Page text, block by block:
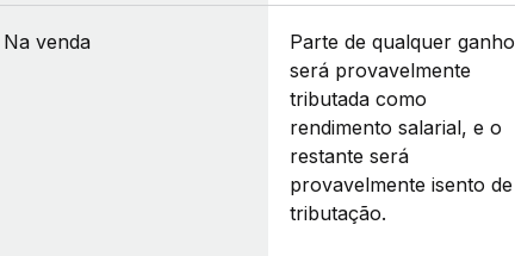
Na venda
Parte de qualquer ganho
será provavelmente
tributada como
rendimento salarial, e o
restante será
provavelmente isento de
tributação.